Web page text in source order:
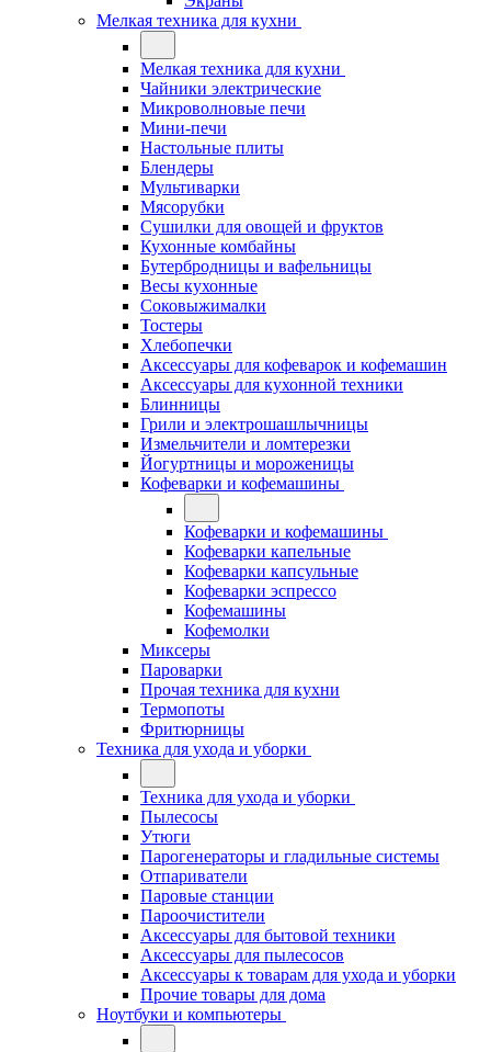
Мелкая техника для кухни
Мелкая техника для кухни
Чайники электрические
Микроволновые печи
Мини-печи
Настольные плиты
Блендеры
Мультиварки
Мясорубки
Сушилки для овощей и фруктов
Кухонные комбайны
Бутербродницы и вафельницы
Весы кухонные
Соковыжималки
Тостеры
Хлебопечки
Аксессуары для кофеварок и кофемашин
Аксессуары для кухонной техники
Блинницы
Грили и электрошашлычницы
Измельчители и ломтерезки
Йогуртницы и мороженицы
Кофеварки и кофемашины
Кофеварки и кофемашины
Кофеварки капельные
Кофеварки капсульные
Кофеварки эспрессо
Кофемашины
Кофемолки
Миксеры
Пароварки
Прочая техника для кухни
Термопоты
Фритюрницы
Техника для ухода и уборки
Техника для ухода и уборки
Пылесосы
Утюги
Парогенераторы и гладильные системы
Отпариватели
Паровые станции
Пароочистители
Аксессуары для бытовой техники
Аксессуары для пылесосов
Аксессуары к товарам для ухода и уборки
Прочие товары для дома
Ноутбуки и компьютеры